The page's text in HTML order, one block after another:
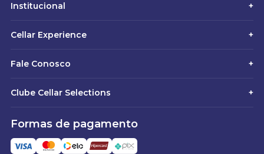
Institucional +
Cellar Experience +
Fale Conosco +
Clube Cellar Selections +
Formas de pagamento